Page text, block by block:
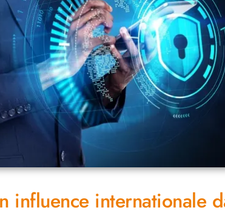
influence internationale